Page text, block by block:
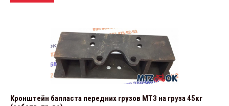
Кронштейн балласта передних грузов МТЗ на груза 45кг